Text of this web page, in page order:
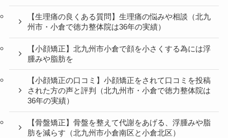
【生理痛の良くある質問】生理痛の悩みや相談（北九
州市・小倉で徳力整体院は36年の実績）
【小顔矯正】北九州市小倉で顔を小さくする為には浮
腫みや脂肪を
【小顔矯正の口コミ】小顔矯正をされて口コミを投稿
された方の声と評判（北九州市・小倉で徳力整体院は
36年の実績）
【骨盤矯正】骨盤を整えて代謝をあげる、浮腫みや脂
肪を減らす（北九州市小倉南区と小倉北区）